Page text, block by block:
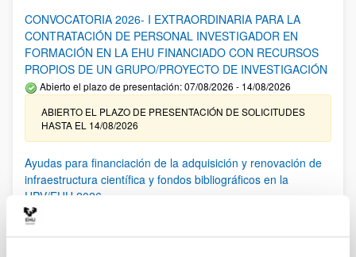
CONVOCATORIA 2026- I EXTRAORDINARIA PARA LA
CONTRATACIÓN DE PERSONAL INVESTIGADOR EN
FORMACIÓN EN LA EHU FINANCIADO CON RECURSOS
PROPIOS DE UN GRUPO/PROYECTO DE INVESTIGACIÓN
Abierto el plazo de presentación: 07/08/2026 - 14/08/2026
ABIERTO EL PLAZO DE PRESENTACIÓN DE SOLICITUDES
HASTA EL 14/08/2026
Ayudas para financiación de la adquisición y renovación de
infraestructura científica y fondos bibliográficos en la
UPV/EHU 2026
25/03/2026: Corrección de errores del listado provisional de